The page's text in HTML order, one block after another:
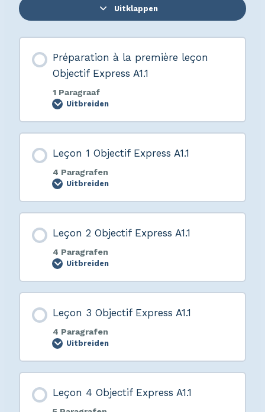
Uitklappen
Préparation à la première leçon
Objectif Express A1.1
1 Paragraaf
Uitbreiden
Leçon 1 Objectif Express A1.1
4 Paragrafen
Uitbreiden
Leçon 2 Objectif Express A1.1
4 Paragrafen
Uitbreiden
Leçon 3 Objectif Express A1.1
4 Paragrafen
Uitbreiden
Leçon 4 Objectif Express A1.1